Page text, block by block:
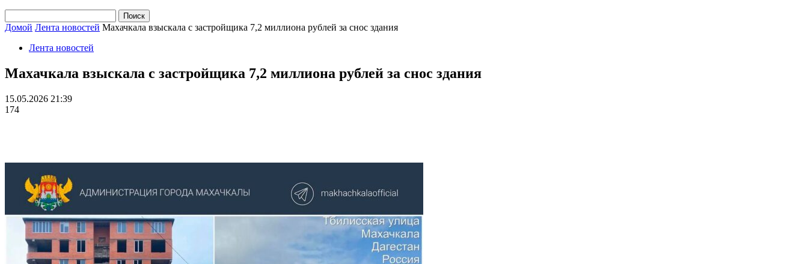
Домой Лента новостей Махачкала взыскала с застройщика 7,2 миллиона рублей за снос здания
Лента новостей
Махачкала взыскала с застройщика 7,2 миллиона рублей за снос здания
15.05.2026 21:39
174